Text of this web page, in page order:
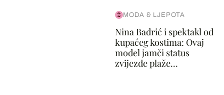
MODA & LJEPOTA
Nina Badrić i spektakl od
kupaćeg kostima: Ovaj
model jamči status
zvijezde plaže...